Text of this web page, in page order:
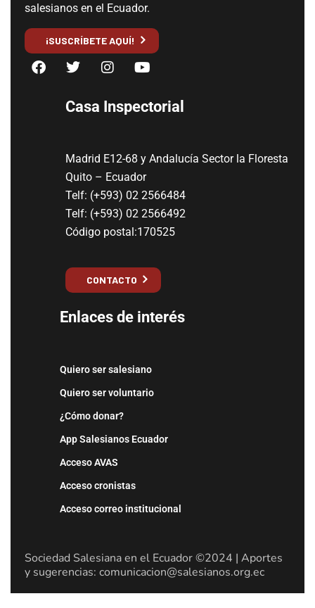
salesianos en el Ecuador.
¡SUSCRÍBETE AQUÍ!
Casa Inspectorial
Madrid E12-68 y Andalucía Sector la Floresta
Quito – Ecuador
Telf: (+593) 02 2566484
Telf: (+593) 02 2566492
Código postal:170525
CONTACTO
Enlaces de interés
Quiero ser salesiano
Quiero ser voluntario
¿Cómo donar?
App Salesianos Ecuador
Acceso AVAS
Acceso cronistas
Acceso correo institucional
Sociedad Salesiana en el Ecuador ©2024 | Aportes
y sugerencias: comunicacion@salesianos.org.ec